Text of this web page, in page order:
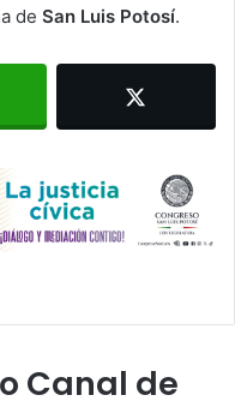
de San Luis Potosí.
Canal de